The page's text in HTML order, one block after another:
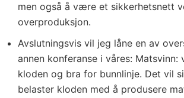
men også å være et sikkerhetsnett
overproduksjon.
Avslutningsvis vil jeg låne en av
annen konferanse i våres: Matsvinn:
kloden og bra for bunnlinje. Det vil
belaster kloden med å produsere